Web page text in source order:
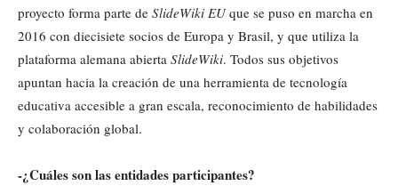
proyecto forma parte de SlideWiki EUque se puso en marcha en
2016 con diecisiete socios de Europa y Brasil, y que utiliza la
plataforma alemana abierta SlideWiki. Todos sus objetivos
apuntan hacia la creación de una herramienta de tecnología
educativa accesible a gran escala, reconocimiento de habilidades
y colaboración global.
-¿Cuáles son las entidades participantes?